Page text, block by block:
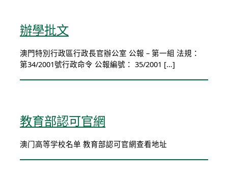
辦學批文
澳門特別行政區行政長官辦公室 公報 – 第一組 法規：
第34/2001號行政命令 公報編號： 35/2001 […]
教育部認可官網
澳门高等学校名单 教育部認可官網查看地址